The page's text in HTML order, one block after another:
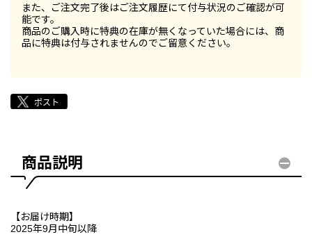
また、ご注文完了後はご注文履歴にて付与状況のご確認が可
能です。
商品のご購入時に特典の在庫が無くなっていた場合には、商
品に特典は付与されませんのでご留意ください。
商品説明
【お届け時期】
2025年9月中旬以降